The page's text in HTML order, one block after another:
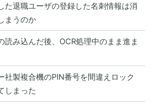
た退職ユーザの登録した名刺情報は消
まうのか
読み込んだ後、OCR処理中のまま進ま
社製複合機のPIN番号を間違えロック
しまった